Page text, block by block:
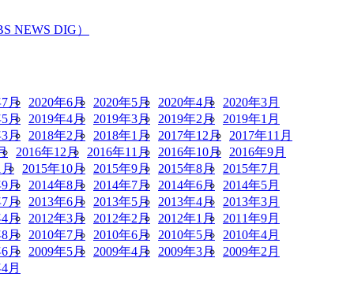
NEWS DIG）
月 2020年6月 2020年5月 2020年4月 2020年3月
月 2019年4月 2019年3月 2019年2月 2019年1月
月 2018年2月 2018年1月 2017年12月 2017年11月
2016年12月 2016年11月 2016年10月 2016年9月
月 2015年10月 2015年9月 2015年8月 2015年7月
月 2014年8月 2014年7月 2014年6月 2014年5月
月 2013年6月 2013年5月 2013年4月 2013年3月
月 2012年3月 2012年2月 2012年1月 2011年9月
月 2010年7月 2010年6月 2010年5月 2010年4月
月 2009年5月 2009年4月 2009年3月 2009年2月
月